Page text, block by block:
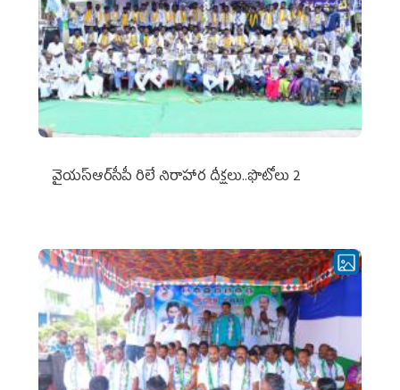
వైయ‌స్ఆర్‌సీపీ రిలే నిరాహార దీక్షలు..ఫొటోలు 2